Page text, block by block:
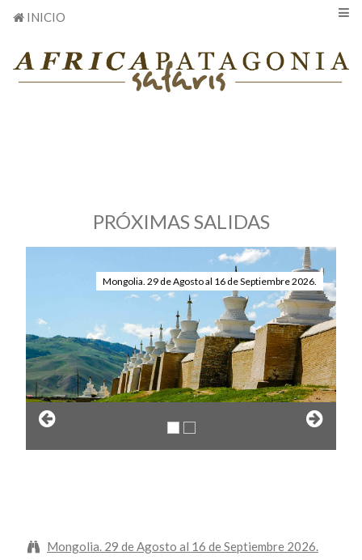
INICIO
PRÓXIMAS SALIDAS
Mongolia. 29 de Agosto al 16 de Septiembre 2026.
Mongolia. 29 de Agosto al 16 de Septiembre 2026.